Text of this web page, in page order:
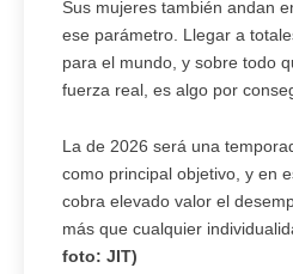
Sus mujeres también andan
ese parámetro. Llegar a
para el mundo, y sobre todo
fuerza real, es algo por
La de 2026 será una
como principal objetivo, y en
cobra elevado valor el
más que cualquier
foto: JIT)